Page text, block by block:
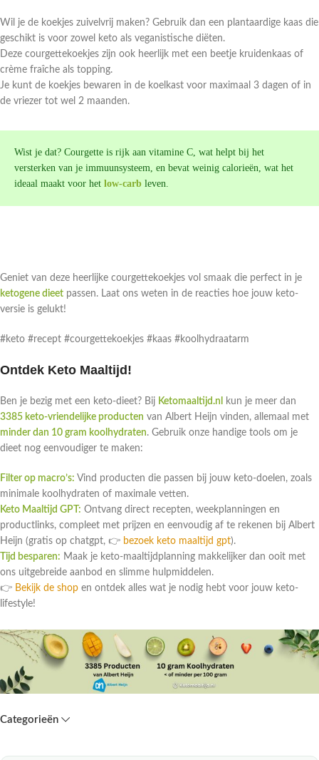
Wil je de koekjes zuivelvrij maken? Gebruik dan een plantaardige kaas die
geschikt is voor zowel keto als veganistische diëten.
Deze courgettekoekjes zijn ook heerlijk met een beetje kruidenkaas of
crème fraîche als topping.
Je kunt de koekjes bewaren in de koelkast voor maximaal 3 dagen of in
de vriezer tot wel 2 maanden.
Wist je dat? Courgette is rijk aan vitamine C, wat helpt bij het
versterken van je immuunsysteem, en bevat weinig calorieën, wat het
ideaal maakt voor het low-carb leven.
Geniet van deze heerlijke courgettekoekjes vol smaak die perfect in je
ketogene dieet passen. Laat ons weten in de reacties hoe jouw keto-
versie is gelukt!
#keto #recept #courgettekoekjes #kaas #koolhydraatarm
Ontdek Keto Maaltijd!
Ben je bezig met een keto-dieet? Bij Ketomaaltijd.nl
kun je meer dan
3385 keto-vriendelijke producten van Albert Heijn vinden, allemaal met
minder dan 10 gram koolhydraten. Gebruik onze handige tools om je
dieet nog eenvoudiger te maken:
Filter op macro’s: Vind producten die passen bij jouw keto-doelen, zoals
minimale koolhydraten of maximale vetten.
Keto Maaltijd GPT: Ontvang direct recepten, weekplanningen en
productlinks, compleet met prijzen en eenvoudig af te rekenen bij Albert
Heijn (gratis op chatgpt, 👉 bezoek keto maaltijd gpt).
Tijd besparen: Maak je keto-maaltijdplanning makkelijker dan ooit met
ons uitgebreide aanbod en slimme hulpmiddelen.
👉 Bekijk de shop en ontdek alles wat je nodig hebt voor jouw keto-
lifestyle!
Categorieën